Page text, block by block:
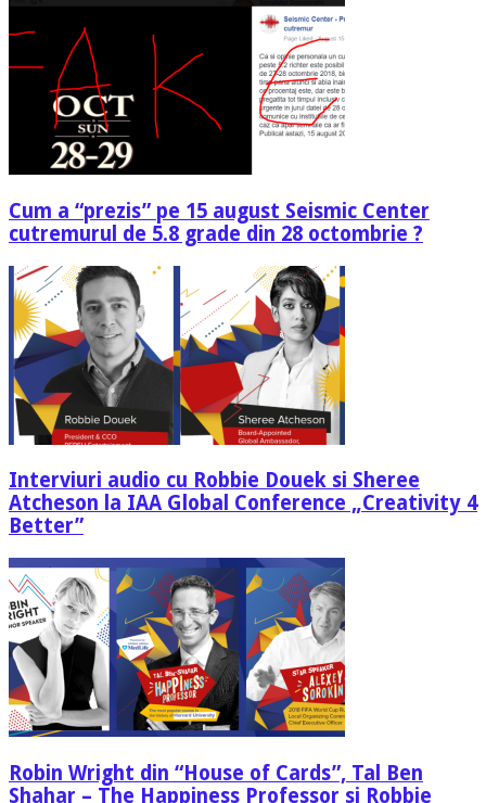
Cum a “prezis” pe 15 august Seismic Center
cutremurul de 5.8 grade din 28 octombrie ?
Interviuri audio cu Robbie Douek si Sheree
Atcheson la IAA Global Conference „Creativity 4
Better”
Robin Wright din “House of Cards”, Tal Ben
Shahar – The Happiness Professor si Robbie